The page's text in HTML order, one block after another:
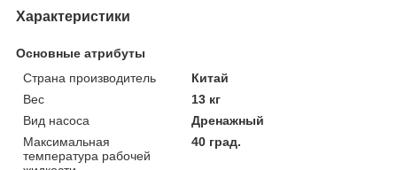
Характеристики
Основные атрибуты
Страна производитель
Китай
Вес
13 кг
Вид насоса
Дренажный
Максимальная
температура рабочей
40 град.